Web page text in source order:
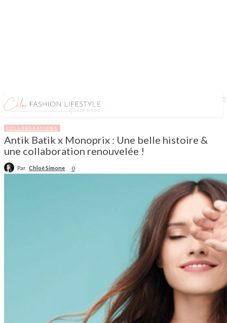
COLLABORATIONS
Antik Batik x Monoprix : Une belle histoire &
une collaboration renouvelée !
Par Chloé Simone 0